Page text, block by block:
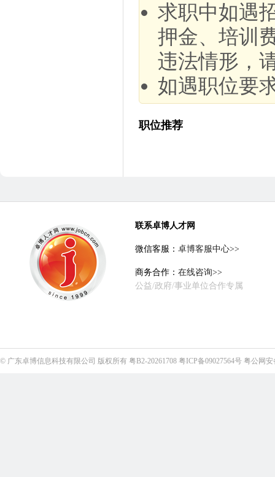
求职中如遇
押金、培训
违法情形，
如遇职位要
职位推荐
联系卓博人才网
微信客服： 卓博客服中心>>
商务合作： 在线咨询>>
公益/政府/事业单位合作专属
© 广东卓博信息科技有限公司 版权所有 粤B2-20261708 粤ICP备09027564号 粤公网安